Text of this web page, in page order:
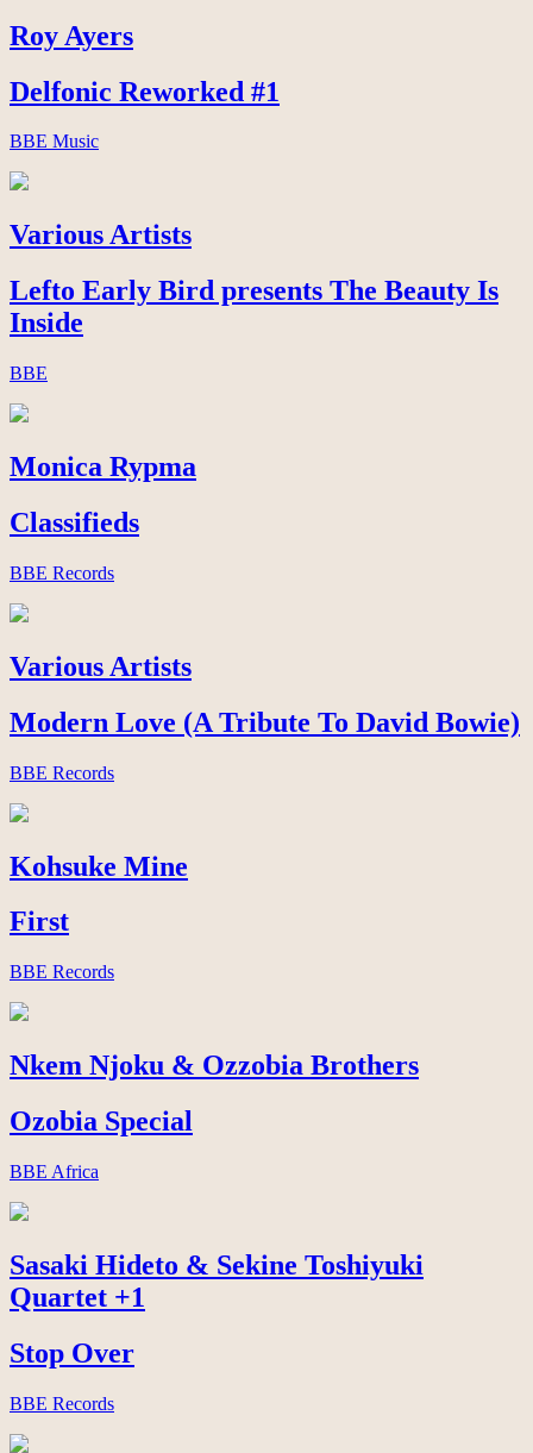
Roy Ayers
Delfonic Reworked #1
BBE Music
Various Artists
Lefto Early Bird presents The Beauty Is
Inside
BBE
Monica Rypma
Classifieds
BBE Records
Various Artists
Modern Love (A Tribute To David Bowie)
BBE Records
Kohsuke Mine
First
BBE Records
Nkem Njoku & Ozzobia Brothers
Ozobia Special
BBE Africa
Sasaki Hideto & Sekine Toshiyuki
Quartet +1
Stop Over
BBE Records